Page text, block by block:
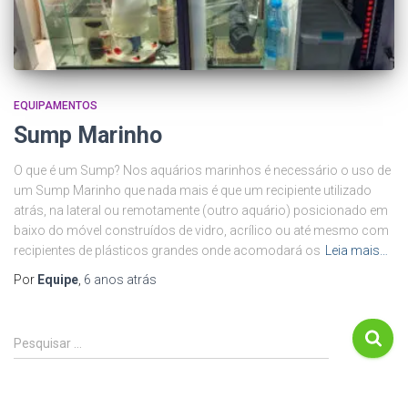
EQUIPAMENTOS
Sump Marinho
O que é um Sump? Nos aquários marinhos é necessário o uso de
um Sump Marinho que nada mais é que um recipiente utilizado
atrás, na lateral ou remotamente (outro aquário) posicionado em
baixo do móvel construídos de vidro, acrílico ou até mesmo com
recipientes de plásticos grandes onde acomodará os
Leia mais…
Por Equipe 6 anos atrás
P
e
Pesquisar …